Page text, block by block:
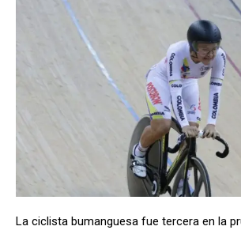
La ciclista bumanguesa fue tercera en la